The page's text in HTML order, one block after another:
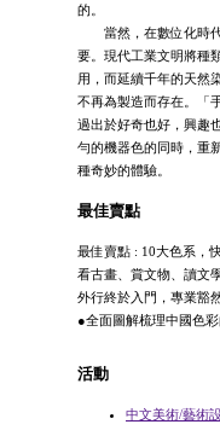
的。
當然，在數位化時代
要。現代工業文明將種
用，而延續千年的天然
不再為製造而存在。「
過出於好奇也好，興趣
勻的機器色的同時，重
種奇妙的體驗。
最佳賣點
最佳賣點 : 10大色系，
看古畫、賞文物、讀文
外行終於入門，專業豁
●全面圖解梳理中國色
活動
中文美術/藝術